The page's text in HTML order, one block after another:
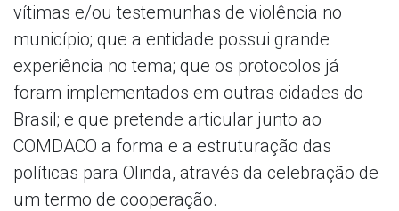
vítimas e/ou testemunhas de violência no
município; que a entidade possui grande
experiência no tema; que os protocolos já
foram implementados em outras cidades do
Brasil; e que pretende articular junto ao
COMDACO a forma e a estruturação das
políticas para Olinda, através da celebração de
um termo de cooperação.